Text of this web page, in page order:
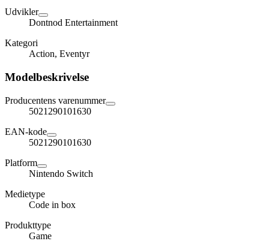
Udvikler
Dontnod Entertainment
Kategori
Action, Eventyr
Modelbeskrivelse
Producentens varenummer
5021290101630
EAN-kode
5021290101630
Platform
Nintendo Switch
Medietype
Code in box
Produkttype
Game